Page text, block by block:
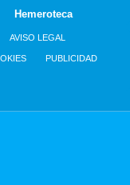
Hemeroteca
AVISO LEGAL
PUBLICIDAD